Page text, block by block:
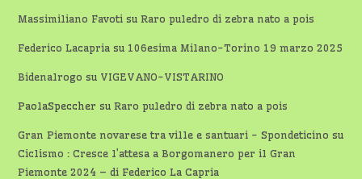
Massimiliano Favoti suRaro puledro di zebra nato a pois
Federico Lacapria su 106esima Milano-Torino 19 marzo 2025
Bidenalrogo su VIGEVANO-VISTARINO
PaolaSpeccher suRaro puledro di zebra nato a pois
Gran Piemonte novarese tra ville e santuari - Spondeticino su
Ciclismo : Cresce l’attesa a Borgomanero per il Gran
Piemonte 2024 – di Federico La Capria